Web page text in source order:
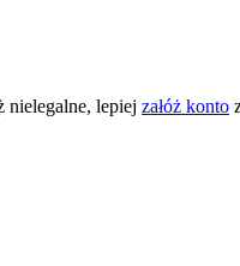
nielegalne, lepiej załóż konto